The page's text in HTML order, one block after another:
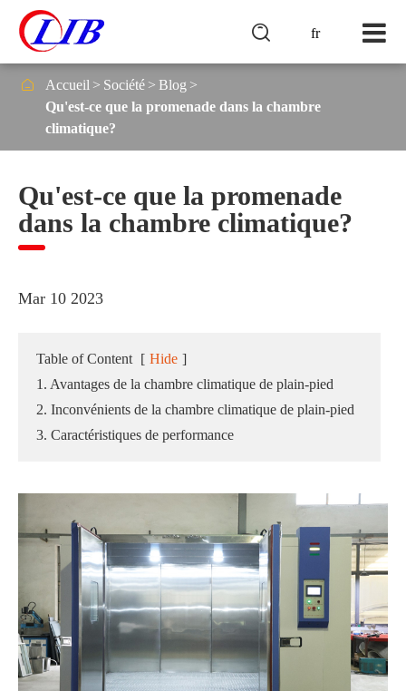
fr

 Accueil Société
Blog
Qu'est-ce que la promenade dans la chambre
climatique?
Qu'est-ce que la promenade
dans la chambre climatique?
Mar 10 2023
Table of Content [ Hide ]
1. Avantages de la chambre climatique de plain-pied
2. Inconvénients de la chambre climatique de plain-pied
3. Caractéristiques de performance